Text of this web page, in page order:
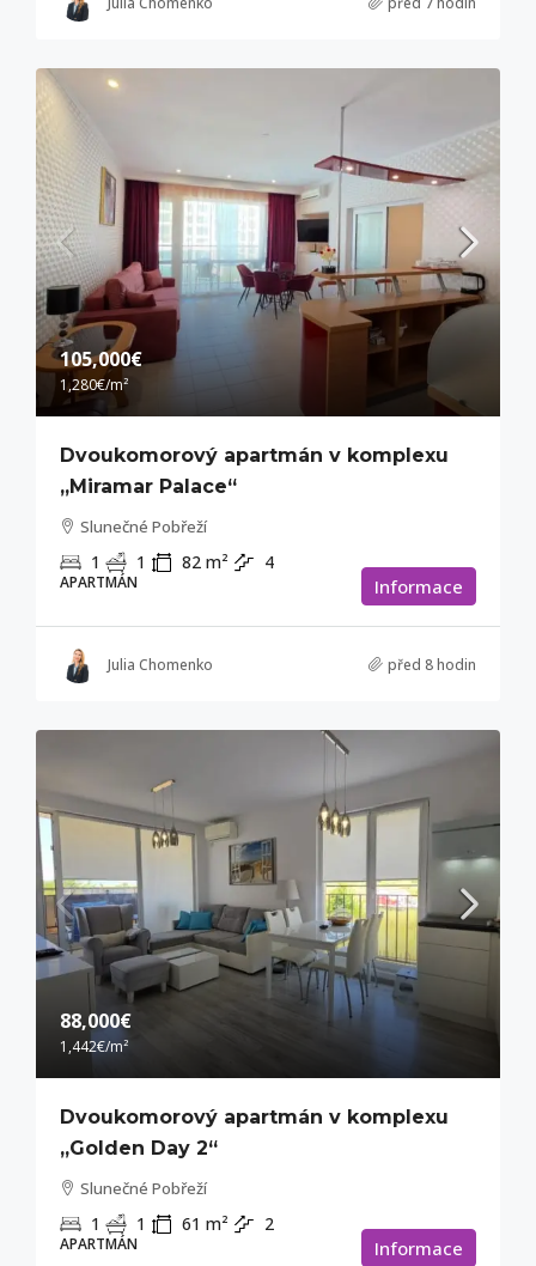
105,000€
1,280€/m²
Dvoukomorový apartmán v komplexu
„Miramar Palace“
Slunečné Pobřeží
1 1 82 m² 4
APARTMÁN Informace
Julia Chomenko před 8 hodin
88,000€
1,442€/m²
Dvoukomorový apartmán v komplexu
„Golden Day 2“
Slunečné Pobřeží
1 1 61 m² 2
APARTMÁN Informace